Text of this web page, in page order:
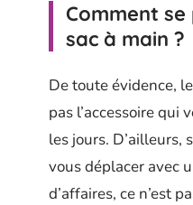
Comment
sac à main ?
De toute évidence,
pas l’accessoire qui
les jours. D’ailleurs,
vous déplacer avec
d’affaires, ce n’est